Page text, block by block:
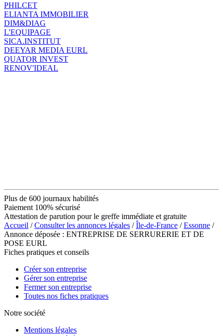
PHILCET
ELIANTA IMMOBILIER
DIM&DIAG
L'EQUIPAGE
SICA.INSTITUT
DEEYAR MEDIA EURL
QUATOR INVEST
RENOV'IDEAL
Plus de 600 journaux habilités
Paiement 100% sécurisé
Attestation de parution pour le greffe immédiate et gratuite
Accueil /Consulter les annonces légales /Île-de-France /Essonne /
Annonce déposée : ENTREPRISE DE SERRURERIE ET DE
POSE EURL
Fiches pratiques et conseils
Créer son entreprise
Gérer son entreprise
Fermer son entreprise
Toutes nos fiches pratiques
Notre société
Mentions légales